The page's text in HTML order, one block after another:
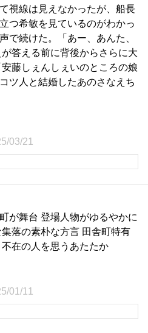
視線は見えなかったが、船長
つ希敏を見ているのがわかっ
で続けた。「あー、あんた、
答える前に背後からさらに大
藤しぇんしぇいのところの娘
ツ人と結婚したあのさなえち
03/21
が舞台 登場人物がゆるやかに
落の素朴な方言 田舎町特有
在の人を思うあたたか
01/11